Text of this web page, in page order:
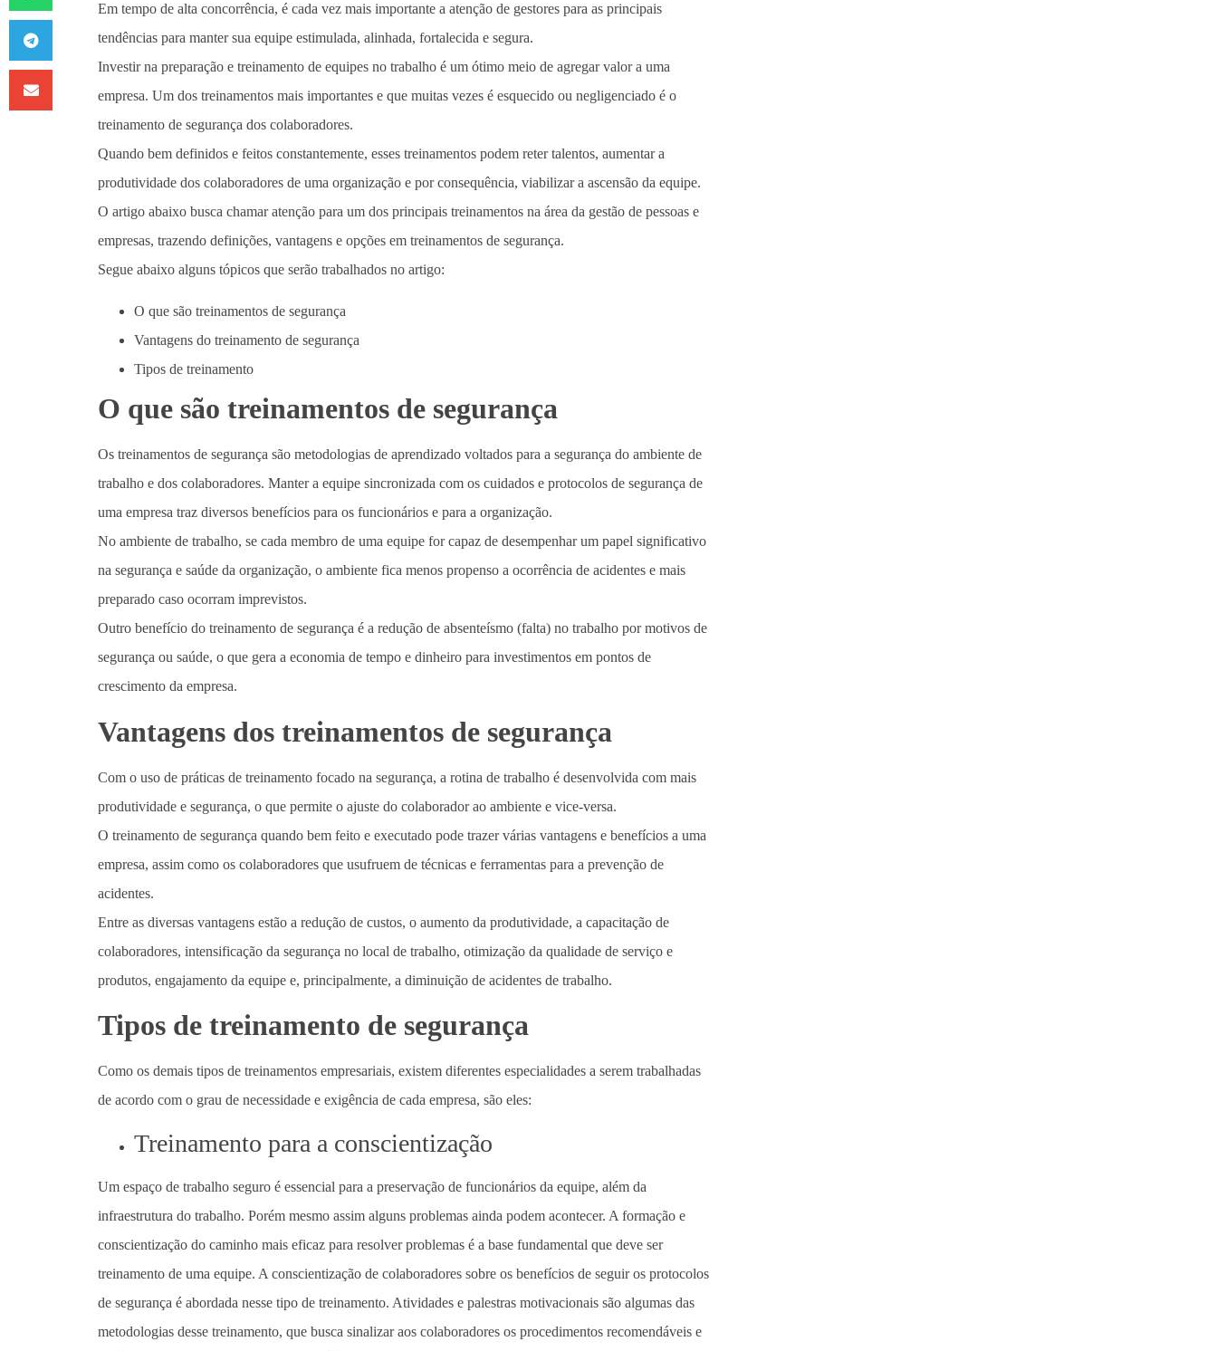
Em tempo de alta concorrência, é cada vez mais importante a atenção de gestores para as principais
tendências para manter sua equipe estimulada, alinhada, fortalecida e segura.
Investir na preparação e treinamento de equipes no trabalho é um ótimo meio de agregar valor a uma
empresa. Um dos treinamentos mais importantes e que muitas vezes é esquecido ou negligenciado é o
treinamento de segurança dos colaboradores.
Quando bem definidos e feitos constantemente, esses treinamentos podem reter talentos, aumentar a
produtividade dos colaboradores de uma organização e por consequência, viabilizar a ascensão da equipe.
O artigo abaixo busca chamar atenção para um dos principais treinamentos na área da gestão de pessoas e
empresas, trazendo definições, vantagens e opções em treinamentos de segurança.
Segue abaixo alguns tópicos que serão trabalhados no artigo:
O que são treinamentos de segurança
Vantagens do treinamento de segurança
Tipos de treinamento
O que são treinamentos de segurança
Os treinamentos de segurança são metodologias de aprendizado voltados para a segurança do ambiente de
trabalho e dos colaboradores. Manter a equipe sincronizada com os cuidados e protocolos de segurança de
uma empresa traz diversos benefícios para os funcionários e para a organização.
No ambiente de trabalho, se cada membro de uma equipe for capaz de desempenhar um papel significativo
na segurança e saúde da organização, o ambiente fica menos propenso a ocorrência de acidentes e mais
preparado caso ocorram imprevistos.
Outro benefício do treinamento de segurança é a redução de absenteísmo (falta) no trabalho por motivos de
segurança ou saúde, o que gera a economia de tempo e dinheiro para investimentos em pontos de
crescimento da empresa.
Vantagens dos treinamentos de segurança
Com o uso de práticas de treinamento focado na segurança, a rotina de trabalho é desenvolvida com mais
produtividade e segurança, o que permite o ajuste do colaborador ao ambiente e vice-versa.
O treinamento de segurança quando bem feito e executado pode trazer várias vantagens e benefícios a uma
empresa, assim como os colaboradores que usufruem de técnicas e ferramentas para a prevenção de
acidentes.
Entre as diversas vantagens estão a redução de custos, o aumento da produtividade, a capacitação de
colaboradores, intensificação da segurança no local de trabalho, otimização da qualidade de serviço e
produtos, engajamento da equipe e, principalmente, a diminuição de acidentes de trabalho.
Tipos de treinamento de segurança
Como os demais tipos de treinamentos empresariais, existem diferentes especialidades a serem trabalhadas
de acordo com o grau de necessidade e exigência de cada empresa, são eles:
Treinamento para a conscientização
Um espaço de trabalho seguro é essencial para a preservação de funcionários da equipe, além da
infraestrutura do trabalho. Porém mesmo assim alguns problemas ainda podem acontecer. A formação e
conscientização do caminho mais eficaz para resolver problemas é a base fundamental que deve ser
treinamento de uma equipe. A conscientização de colaboradores sobre os benefícios de seguir os protocolos
de segurança é abordada nesse tipo de treinamento. Atividades e palestras motivacionais são algumas das
metodologias desse treinamento, que busca sinalizar aos colaboradores os procedimentos recomendáveis e